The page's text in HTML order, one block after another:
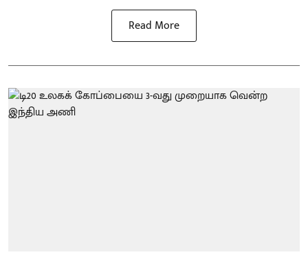
Read More